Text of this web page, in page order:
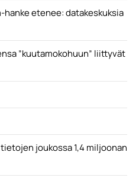
etenee: datakeskuksia
”kuutamokohuun” liittyvät
joukossa 1,4 miljoonan